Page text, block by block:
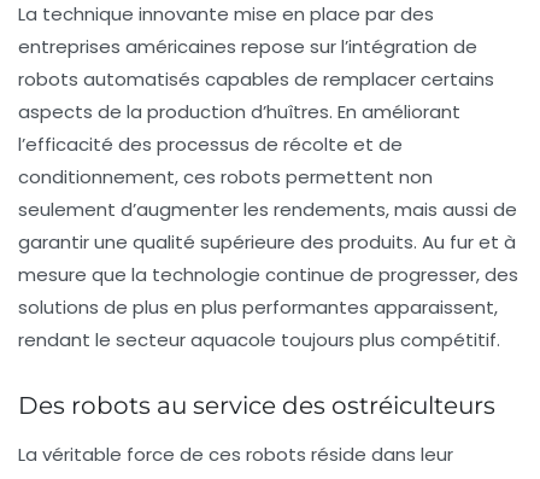
La technique innovante mise en place par des
entreprises américaines repose sur l’intégration de
robots automatisés capables de remplacer certains
aspects de la production d’huîtres. En améliorant
l’efficacité des processus de récolte et de
conditionnement, ces robots permettent non
seulement d’augmenter les rendements, mais aussi de
garantir une qualité supérieure des produits. Au fur et à
mesure que la technologie continue de progresser, des
solutions de plus en plus performantes apparaissent,
rendant le secteur aquacole toujours plus compétitif.
Des robots au service des ostréiculteurs
La véritable force de ces robots réside dans leur